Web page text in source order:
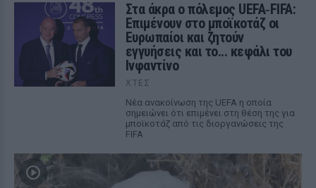
Στα άκρα ο πόλεμος UEFA‑FIFA:
Επιμένουν στο μποϊκοτάζ οι
Ευρωπαίοι και ζητούν
εγγυήσεις και το... κεφάλι του
Ινφαντίνο
ΧΤΕΣ
Νέα ανακοίνωση της UEFA η οποία
σημειώνει ότι επιμένει στη θέση της για
μποϊκοτάζ από τις διοργανώσεις της
FIFA